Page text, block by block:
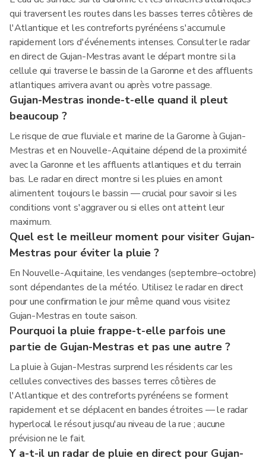
qui traversent les routes dans les basses terres côtières de
l'Atlantique et les contreforts pyrénéens s'accumule
rapidement lors d'événements intenses. Consulter le radar
en direct de Gujan-Mestras avant le départ montre si la
cellule qui traverse le bassin de la Garonne et des affluents
atlantiques arrivera avant ou après votre passage.
Gujan-Mestras inonde-t-elle quand il pleut
beaucoup ?
Le risque de crue fluviale et marine de la Garonne à Gujan-
Mestras et en Nouvelle-Aquitaine dépend de la proximité
avec la Garonne et les affluents atlantiques et du terrain
bas. Le radar en direct montre si les pluies en amont
alimentent toujours le bassin — crucial pour savoir si les
conditions vont s'aggraver ou si elles ont atteint leur
maximum.
Quel est le meilleur moment pour visiter Gujan-
Mestras pour éviter la pluie ?
En Nouvelle-Aquitaine, les vendanges (septembre–octobre)
sont dépendantes de la météo. Utilisez le radar en direct
pour une confirmation le jour même quand vous visitez
Gujan-Mestras en toute saison.
Pourquoi la pluie frappe-t-elle parfois une
partie de Gujan-Mestras et pas une autre ?
La pluie à Gujan-Mestras surprend les résidents car les
cellules convectives des basses terres côtières de
l'Atlantique et des contreforts pyrénéens se forment
rapidement et se déplacent en bandes étroites — le radar
hyperlocal le résout jusqu'au niveau de la rue ; aucune
prévision ne le fait.
Y a-t-il un radar de pluie en direct pour Gujan-